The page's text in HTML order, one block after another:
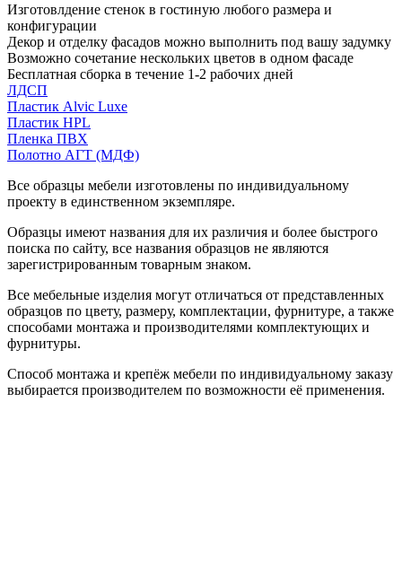
Изготовлдение стенок в гостиную любого размера и
конфигурации
Декор и отделку фасадов можно выполнить под вашу задумку
Возможно сочетание нескольких цветов в одном фасаде
Бесплатная сборка в течение 1-2 рабочих дней
ЛДСП
Пластик Alvic Luxe
Пластик HPL
Пленка ПВХ
Полотно АГТ (МДФ)
Все образцы мебели изготовлены по индивидуальному
проекту в единственном экземпляре.
Образцы имеют названия для их различия и более быстрого
поиска по сайту, все названия образцов не являются
зарегистрированным товарным знаком.
Все мебельные изделия могут отличаться от представленных
образцов по цвету, размеру, комплектации, фурнитуре, а также
способами монтажа и производителями комплектующих и
фурнитуры.
Способ монтажа и крепёж мебели по индивидуальному заказу
выбирается производителем по возможности её применения.